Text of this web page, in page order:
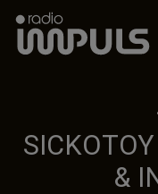
Radio Impuls
&